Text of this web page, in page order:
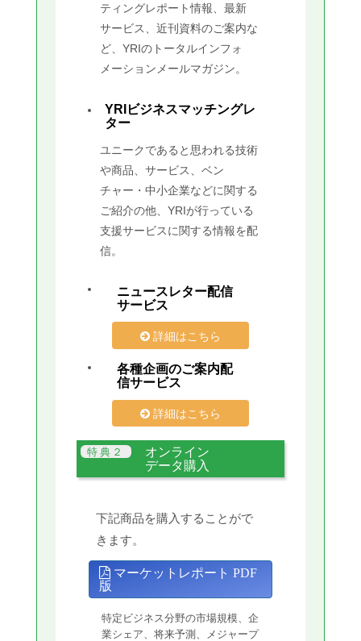
ティングレポート情報、最新
サービス、近刊資料のご案内な
ど、YRIのトータルインフォ
メーションメールマガジン。
YRIビジネスマッチングレ
ター
ユニークであると思われる技術
や商品、サービス、ベン
チャー・中小企業などに関する
ご紹介の他、YRIが行っている
支援サービスに関する情報を配
信。
ニュースレター配信
サービス
詳細はこちら
各種企画のご案内配
信サービス
詳細はこちら
オンライン
データ購入
下記商品を購入することがで
きます。
マーケットレポート PDF
版
特定ビジネス分野の市場規模、企
業シェア、将来予測、メジャープ